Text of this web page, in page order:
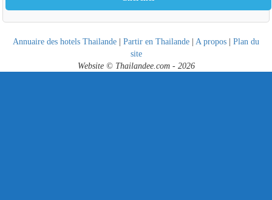
Annuaire des hotels Thailande | Partir en Thailande | A propos | Plan du
site
Website © Thailandee.com - 2026